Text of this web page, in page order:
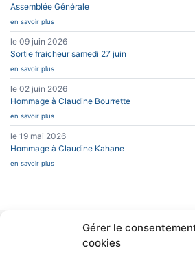
Gérer le
cookies
Assemblée Générale
en savoir plus
le 09 juin 2026
Sortie fraicheur samedi 27 juin
en savoir plus
le 02 juin 2026
Hommage à Claudine Bourrette
en savoir plus
le 19 mai 2026
Hommage à Claudine Kahane
en savoir plus
CAESUG
Siège Social :